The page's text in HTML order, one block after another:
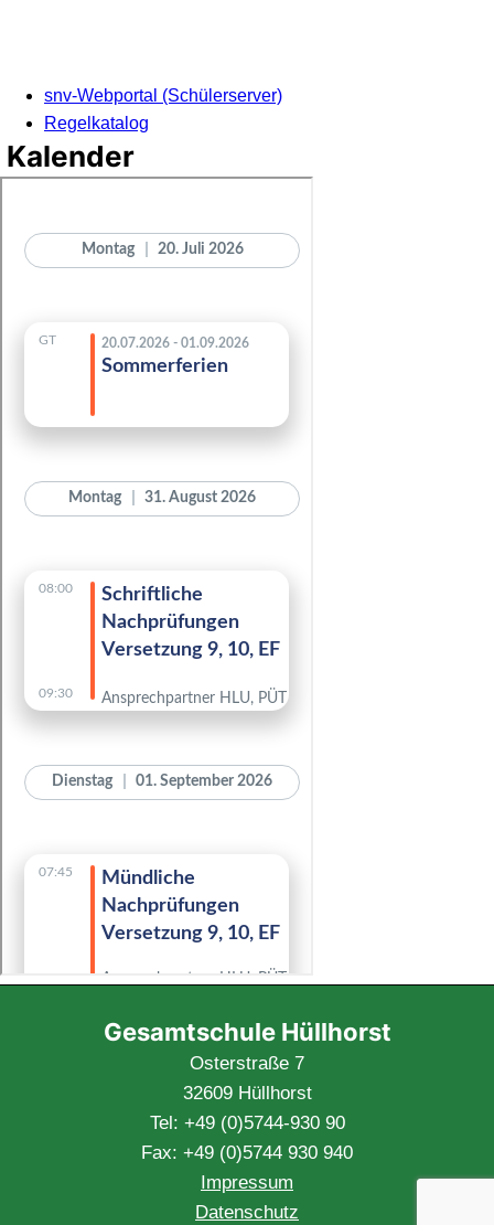
snv-Webportal (Schülerserver)
Regelkatalog
Kalender
Gesamtschule Hüllhorst
Osterstraße 7
32609 Hüllhorst
Tel: +49 (0)5744-930 90
Fax: +49 (0)5744 930 940
Impressum
Datenschutz